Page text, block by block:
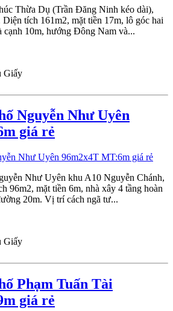
Thừa Dụ (Trần Đăng Ninh kéo dài),
tích 161m2, mặt tiền 17m, lô góc hai
cạnh 10m, hướng Đông Nam và...
Giấy
Nguyễn Như Uyên
giá rẻ
Như Uyên khu A10 Nguyễn Chánh,
96m2, mặt tiền 6m, nhà xây 4 tầng hoàn
20m. Vị trí cách ngã tư...
Giấy
Phạm Tuấn Tài
giá rẻ